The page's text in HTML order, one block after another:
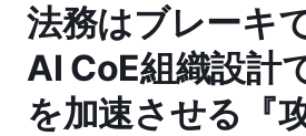
法務はブレーキ
AI CoE組織設計
を加速させる『